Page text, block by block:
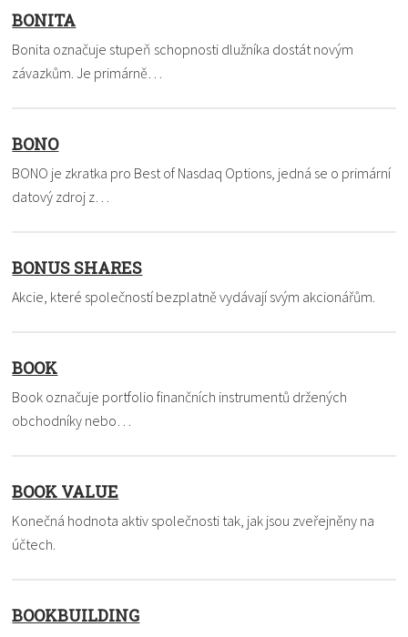
BONITA
Bonita označuje stupeň schopnosti dlužníka dostát novým
závazkům. Je primárně…
BONO
BONO je zkratka pro Best of Nasdaq Options, jedná se o primární
datový zdroj z…
BONUS SHARES
Akcie, které společností bezplatně vydávají svým akcionářům.
BOOK
Book označuje portfolio finančních instrumentů držených
obchodníky nebo…
BOOK VALUE
Konečná hodnota aktiv společnosti tak, jak jsou zveřejněny na
účtech.
BOOKBUILDING